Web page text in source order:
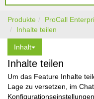
Produkte ProCall
Inhalte teilen
Inhalt
Inhalte teilen
Um das Feature Inhalte
Lage zu versetzen, im